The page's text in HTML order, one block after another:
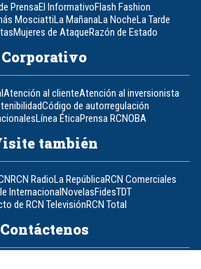
PrensaEl InformativoFlash Fashion
MosciattiLa MañanaLa NocheLa Tarde
Mujeres de AtaqueRazón de Estado
Corporativo
Atención al clienteAtención al inversionista
Código de autorregulación
Línea ÉticaPrensa RCNOBA
también
RCN RadioLa RepúblicaRCN Comerciales
InternacionalNovelasFidesTDT
de RCN TelevisiónRCN Total
Contáctenos